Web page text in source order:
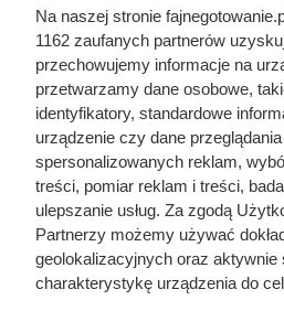
Dziennikarze
pochodzenie
zaskoczeni
Na naszej stronie
1162 zaufanych partnerów
przechowujemy informacje na
przetwarzamy dane osobowe,
identyfikatory, standardowe
urządzenie czy dane
spersonalizowanych reklam,
treści, pomiar reklam i treści,
ulepszanie usług. Za zgodą
Partnerzy możemy używać
geolokalizacyjnych oraz aktywnie
charakterystykę urządzenia do